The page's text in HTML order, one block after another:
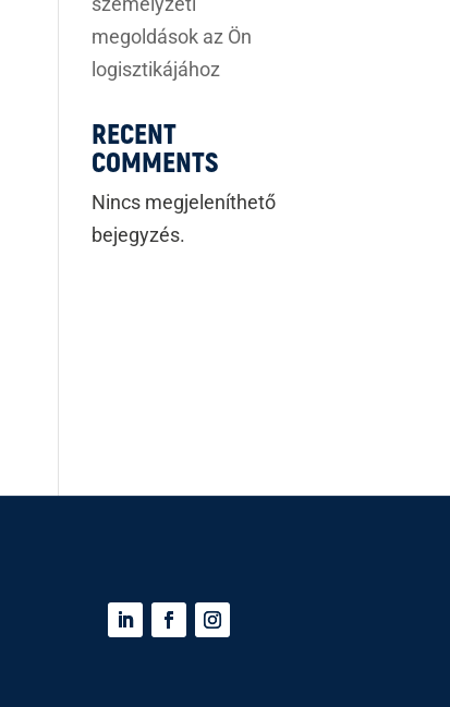
megoldások az Ön
logisztikájához
RECENT
COMMENTS
Nincs megjeleníthető
bejegyzés.